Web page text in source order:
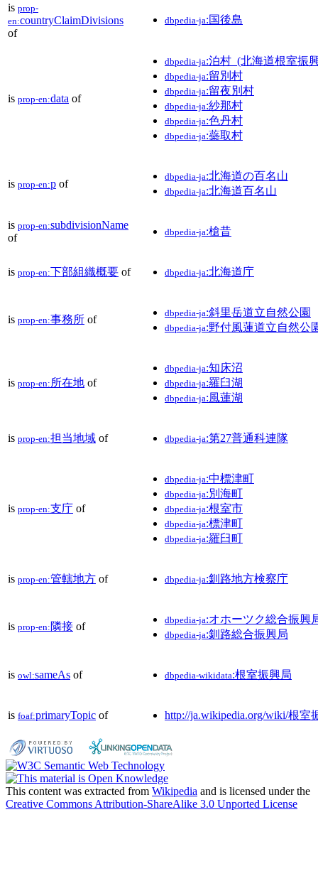
is prop-
en:countryClaimDivisions
of
dbpedia-ja:国後島
is prop-en:data of
dbpedia-ja:泊村_(北海道根室振
dbpedia-ja:留別村
dbpedia-ja:留夜別村
dbpedia-ja:紗那村
dbpedia-ja:色丹村
dbpedia-ja:蘂取村
is prop-en:p of
dbpedia-ja:北海道の百名山
dbpedia-ja:北海道百名山
is prop-en:subdivisionName
of
dbpedia-ja:槍昔
is prop-en:下部組織概要 of dbpedia-ja:北海道庁
is prop-en:事務所 of
dbpedia-ja:斜里岳道立自然公園
dbpedia-ja:野付風蓮道立自然公
is prop-en: 所在地 of
dbpedia-ja:知床沼
dbpedia-ja:羅臼湖
dbpedia-ja:風蓮湖
is prop-en:担当地域 of dbpedia-ja:第27普通科連隊
is prop-en:支庁 of
dbpedia-ja:中標津町
dbpedia-ja:別海町
dbpedia-ja:根室市
dbpedia-ja:標津町
dbpedia-ja:羅臼町
is prop-en:管轄地方 of dbpedia-ja:釧路地方検察庁
is prop-en: 隣接 of
dbpedia-ja:オホーツク総合振興
dbpedia-ja:釧路総合振興局
is owl:sameAs of dbpedia-wikidata:根室振興局
is foaf:primaryTopic of http://ja.wikipedia.org/wiki/根室
This content was extracted from Wikipedia and is licensed under the
Creative Commons Attribution-ShareAlike 3.0 Unported License